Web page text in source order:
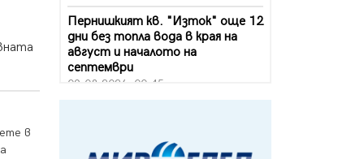
в
Пернишкият кв. "Изток" още 12
дни без топла вода в края на
август и началото на
септември
09.08.2026, 00:45
08.08.2026, 00:24